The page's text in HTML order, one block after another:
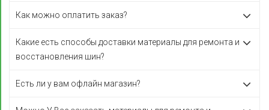
Как можно оплатить заказ?
Какие есть способы доставки материалы для ремонта и
восстановления шин?
Есть ли у вам офлайн магазин?